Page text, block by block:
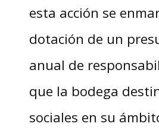
esta acción se
dotación de un
anual de
que la bodega
sociales en su